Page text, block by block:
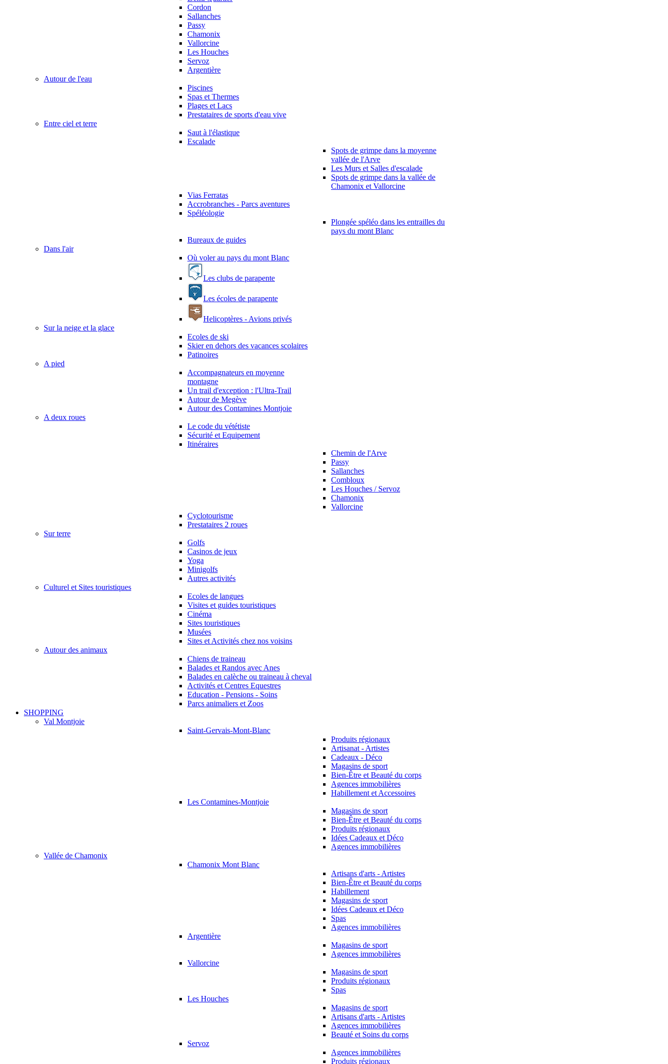
Cordon
Sallanches
Passy
Chamonix
Vallorcine
Les Houches
Servoz
Argentière
Autour de l'eau
Piscines
Spas et Thermes
Plages et Lacs
Prestataires de sports d'eau vive
Entre ciel et terre
Saut à l'élastique
Escalade
Spots de grimpe dans la moyenne
vallée de l'Arve
Les Murs et Salles d'escalade
Spots de grimpe dans la vallée de
Chamonix et Vallorcine
Vias Ferratas
Accrobranches - Parcs aventures
Spéléologie
Plongée spéléo dans les entrailles du
pays du mont Blanc
Bureaux de guides
Dans l'air
Où voler au pays du mont Blanc
Les clubs de parapente
Les écoles de parapente
Helicoptères - Avions privés
Sur la neige et la glace
Ecoles de ski
Skier en dehors des vacances scolaires
Patinoires
A pied
Accompagnateurs en moyenne
montagne
Un trail d'exception : l'Ultra-Trail
Autour de Megève
Autour des Contamines Montjoie
A deux roues
Le code du vététiste
Sécurité et Equipement
Itinéraires
Chemin de l'Arve
Passy
Sallanches
Combloux
Les Houches / Servoz
Chamonix
Vallorcine
Cyclotourisme
Prestataires 2 roues
Sur terre
Golfs
Casinos de jeux
Yoga
Minigolfs
Autres activités
Culturel et Sites touristiques
Ecoles de langues
Visites et guides touristiques
Cinéma
Sites touristiques
Musées
Sites et Activités chez nos voisins
Autour des animaux
Chiens de traineau
Balades et Randos avec Anes
Balades en calèche ou traineau à cheval
Activités et Centres Equestres
Education - Pensions - Soins
Parcs animaliers et Zoos
SHOPPING
Val Montjoie
Saint-Gervais-Mont-Blanc
Produits régionaux
Artisanat - Artistes
Cadeaux - Déco
Magasins de sport
Bien-Être et Beauté du corps
Agences immobilières
Habillement et Accessoires
Les Contamines-Montjoie
Magasins de sport
Bien-Être et Beauté du corps
Produits régionaux
Idées Cadeaux et Déco
Agences immobilières
Vallée de Chamonix
Chamonix Mont Blanc
Artisans d'arts - Artistes
Bien-Être et Beauté du corps
Habillement
Magasins de sport
Idées Cadeaux et Déco
Spas
Agences immobilières
Argentière
Magasins de sport
Agences immobilières
Vallorcine
Magasins de sport
Produits régionaux
Spas
Les Houches
Magasins de sport
Artisans d'arts - Artistes
Agences immobilières
Beauté et Soins du corps
Servoz
Agences immobilières
Produits régionaux